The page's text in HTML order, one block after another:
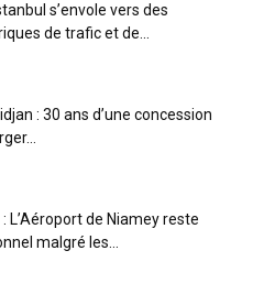
s’envole vers des
de trafic et de...
: 30 ans d’une concession
L’Aéroport de Niamey reste
malgré les...